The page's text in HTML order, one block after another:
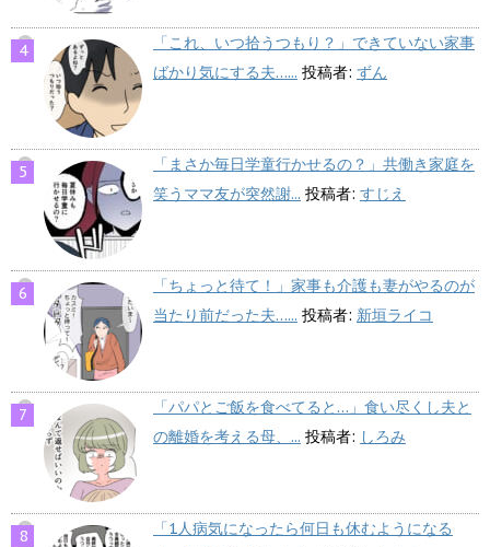
「これ、いつ拾うつもり？」できていない家事
ばかり気にする夫…... 投稿者: ずん
「まさか毎日学童行かせるの？」共働き家庭を
笑うママ友が突然謝... 投稿者: すじえ
「ちょっと待て！」家事も介護も妻がやるのが
当たり前だった夫…... 投稿者: 新垣ライコ
「パパとご飯を食べてると…」食い尽くし夫と
の離婚を考える母、... 投稿者: しろみ
「1人病気になったら何日も休むようになる